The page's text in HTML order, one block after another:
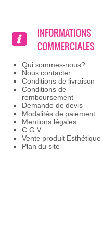
INFORMATIONS
COMMERCIALES
Qui sommes-nous?
Nous contacter
Conditions de livraison
Conditions de
remboursement
Demande de devis
Modalités de paiement
Mentions légales
C.G.V.
Vente produit Esthétique
Plan du site